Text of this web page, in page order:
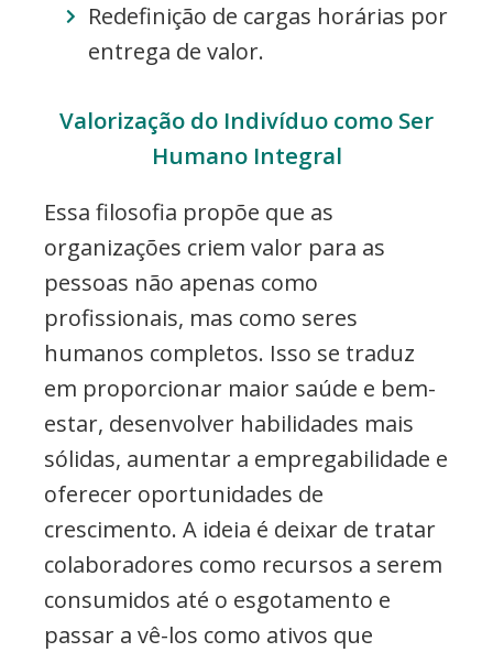
Redefinição de cargas horárias por
entrega de valor.
Valorização do Indivíduo como Ser
Humano Integral
Essa filosofia propõe que as
organizações criem valor para as
pessoas não apenas como
profissionais, mas como seres
humanos completos. Isso se traduz
em proporcionar maior saúde e bem-
estar, desenvolver habilidades mais
sólidas, aumentar a empregabilidade e
oferecer oportunidades de
crescimento. A ideia é deixar de tratar
colaboradores como recursos a serem
consumidos até o esgotamento e
passar a vê-los como ativos que